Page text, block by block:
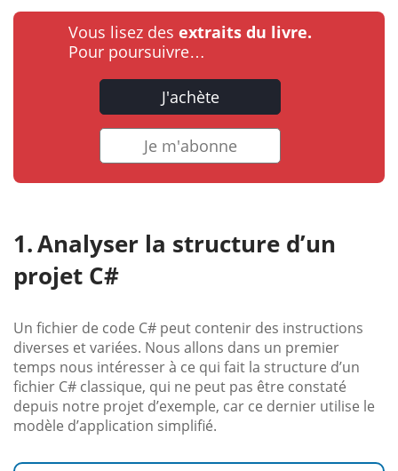
Vous lisez des extraits du livre.
Pour poursuivre…
J'achète
Je m'abonne
Analyser la structure d’un
projet C#
Un fichier de code C# peut contenir des instructions
diverses et variées. Nous allons dans un premier
temps nous intéresser à ce qui fait la structure d’un
fichier C# classique, qui ne peut pas être constaté
depuis notre projet d’exemple, car ce dernier utilise le
modèle d’application simplifié.